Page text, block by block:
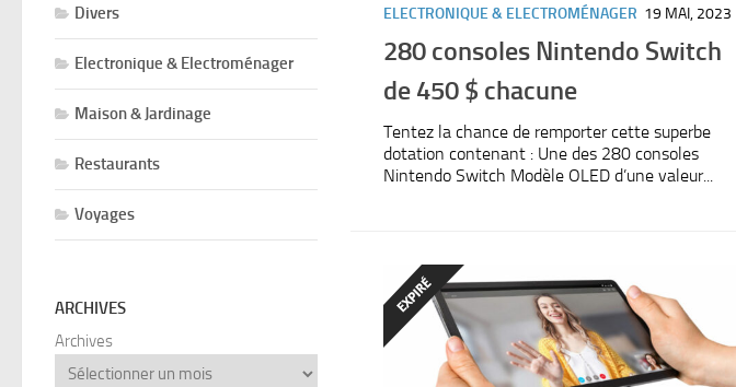
ELECTRONIQUE & ELECTROMÉNAGER 19 MAI, 2023
280 consoles Nintendo Switch
de 450 $ chacune
Tentez la chance de remporter cette superbe
dotation contenant : Une des 280 consoles
Nintendo Switch Modèle OLED d’une valeur...
Divers
Electronique & Electroménager
Maison & Jardinage
Restaurants
Voyages
ARCHIVES
Archives